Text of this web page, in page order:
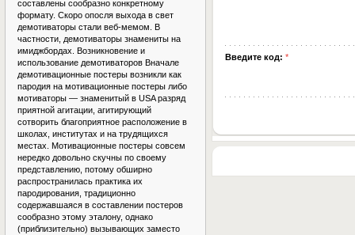
Введите код: *
составлены сообразно конкретному
формату. Скоро опосля выхода в свет
демотиваторы стали веб-мемом. В
частности, демотиваторы знамениты на
имиджбордах. Возникновение и
использование демотиваторов Вначале
демотивационные постеры возникли как
пародия на мотивационные постеры либо
мотиваторы — знаменитый в USA разряд
приятной агитации, агитирующий
сотворить благоприятное расположение в
школах, институтах и на трудящихся
местах. Мотивационные постеры совсем
нередко довольно скучны по своему
представлению, потому обширно
распространилась практика их
пародирования, традиционно
содержавшаяся в составлении постеров
сообразно этому эталону, однако
(приблизительно) вызывающих заместо